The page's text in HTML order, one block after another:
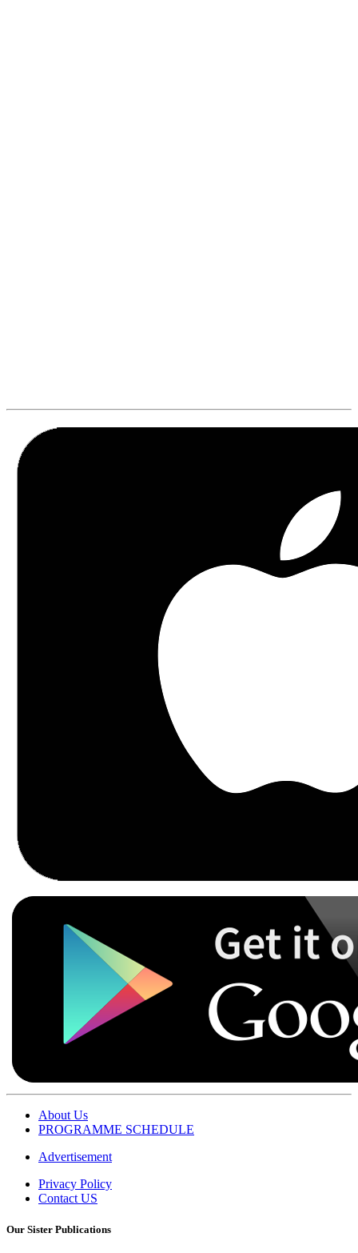
About Us
PROGRAMME SCHEDULE
Advertisement
Privacy Policy
Contact US
Our Sister Publications